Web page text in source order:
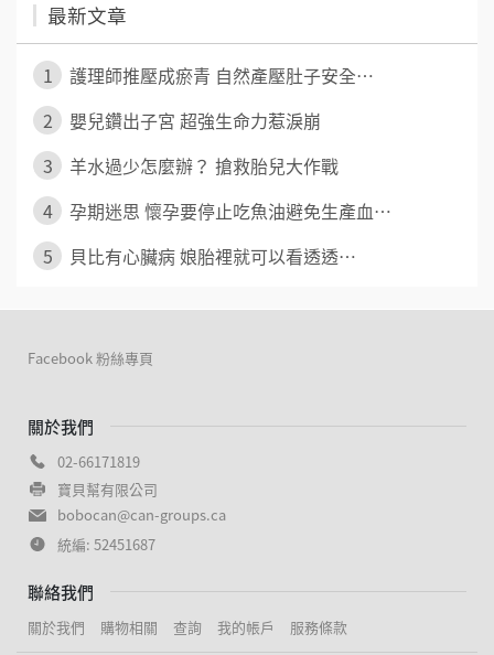
最新文章
1
護理師推壓成瘀青 自然產壓肚子安全⋯
2
嬰兒鑽出子宮 超強生命力惹淚崩
3
羊水過少怎麼辦？ 搶救胎兒大作戰
4
孕期迷思 懷孕要停止吃魚油避免生產血⋯
5
貝比有心臟病 娘胎裡就可以看透透⋯
關於我們
02-66171819
寶貝幫有限公司
bobocan@can-groups.ca
統編: 52451687
聯絡我們
關於我們 購物相關 查詢 我的帳戶 服務條款
Facebook 粉絲專頁